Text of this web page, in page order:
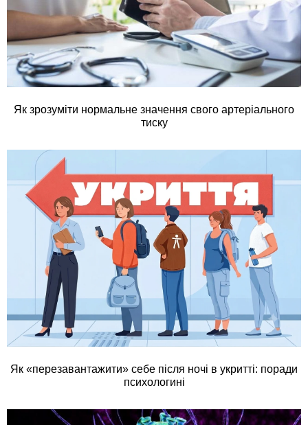
Як зрозуміти нормальне значення свого артеріального
тиску
Як «перезавантажити» себе після ночі в укритті: поради
психологині